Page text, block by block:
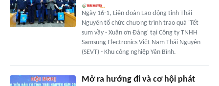
Ngày 16-1, Liên đoàn Lao động tỉnh Thái
Nguyên tổ chức chương trình trao quà 'Tết
sum vầy - Xuân ơn Đảng' tại Công ty TNHH
Samsung Electronics Việt Nam Thái Nguyên
(SEVT) - Khu công nghiệp Yên Bình.
Mở ra hướng đi và cơ hội phát